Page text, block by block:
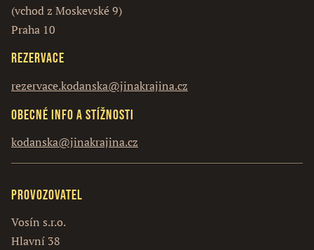
(vchod z Moskevské 9)
Praha 10
Rezervace
rezervace.kodanska@jinakrajina.cz
Obecné info a stížnosti
kodanska@jinakrajina.cz
Provozovatel
Vosín s.r.o.
Hlavní 38